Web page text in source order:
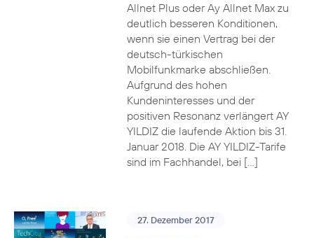
Allnet Plus oder Ay Allnet Max zu
deutlich besseren Konditionen,
wenn sie einen Vertrag bei der
deutsch-türkischen
Mobilfunkmarke abschließen.
Aufgrund des hohen
Kundeninteresses und der
positiven Resonanz verlängert AY
YILDIZ die laufende Aktion bis 31.
Januar 2018. Die AY YILDIZ-Tarife
sind im Fachhandel, bei […]
27. Dezember 2017